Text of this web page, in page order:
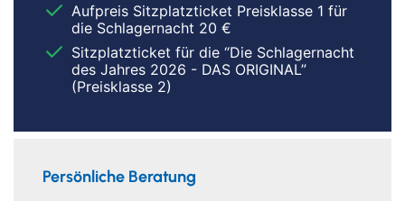
Aufpreis Sitzplatzticket Preisklasse 1 für
die Schlagernacht 20 €
Sitzplatzticket für die “Die Schlagernacht
des Jahres 2026 - DAS ORIGINAL”
(Preisklasse 2)
Persönliche Beratung